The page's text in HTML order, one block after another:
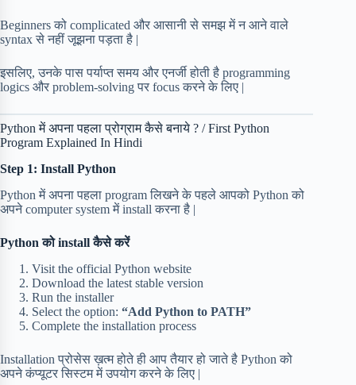
Beginners को complicated और आसानी से समझ में न आने वाले
syntax से नहीं जूझना पड़ता है |
इसलिए, उनके पास पर्याप्त समय और एनर्जी होती है programming
logics और problem-solving पर focus करने के लिए |
Python में अपना पहला प्रोग्राम कैसे बनाये ? / First Python
Program Explained In Hindi
Step 1: Install Python
Python में अपना पहला program लिखने के पहले आपको Python को
अपने computer system में install करना है |
Python को install कैसे करें
Visit the official Python website
Download the latest stable version
Run the installer
Select the option: “Add Python to PATH”
Complete the installation process
Installation प्रोसेस ख़त्म होते ही आप तैयार हो जाते है Python को
अपने कंप्यूटर सिस्टम में उपयोग करने के लिए |